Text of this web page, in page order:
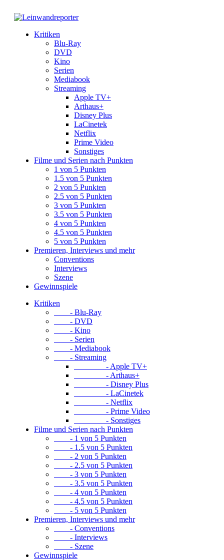
Kritiken
Blu-Ray
DVD
Kino
Serien
Mediabook
Streaming
Apple TV+
Arthaus+
Disney Plus
LaCinetek
Netflix
Prime Video
Sonstiges
Filme und Serien nach Punkten
1 von 5 Punkten
1.5 von 5 Punkten
2 von 5 Punkten
2.5 von 5 Punkten
3 von 5 Punkten
3.5 von 5 Punkten
4 von 5 Punkten
4.5 von 5 Punkten
5 von 5 Punkten
Premieren, Interviews und mehr
Conventions
Interviews
Szene
Gewinnspiele
Kritiken
- Blu-Ray
- DVD
- Kino
- Serien
- Mediabook
- Streaming
- Apple TV+
- Arthaus+
- Disney Plus
- LaCinetek
- Netflix
- Prime Video
- Sonstiges
Filme und Serien nach Punkten
- 1 von 5 Punkten
- 1.5 von 5 Punkten
- 2 von 5 Punkten
- 2.5 von 5 Punkten
- 3 von 5 Punkten
- 3.5 von 5 Punkten
- 4 von 5 Punkten
- 4.5 von 5 Punkten
- 5 von 5 Punkten
Premieren, Interviews und mehr
- Conventions
- Interviews
- Szene
Gewinnspiele